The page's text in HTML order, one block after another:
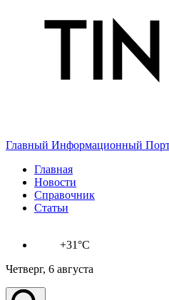
Главный Информационный
Главная
Новости
Справочник
Статьи
+31°C
Четверг, 6 августа